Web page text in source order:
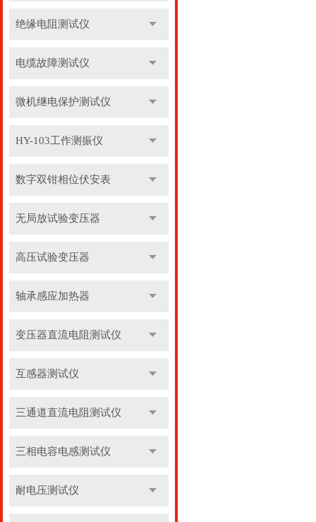
绝缘电阻测试仪
电缆故障测试仪
微机继电保护测试仪
HY-103工作测振仪
数字双钳相位伏安表
无局放试验变压器
高压试验变压器
轴承感应加热器
变压器直流电阻测试仪
互感器测试仪
三通道直流电阻测试仪
三相电容电感测试仪
耐电压测试仪